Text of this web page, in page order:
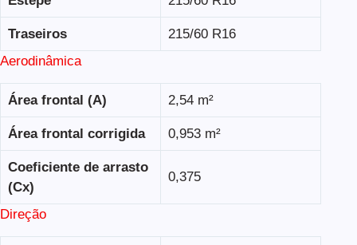
Traseiros
215/60 R16
Aerodinâmica
Área frontal (A) 2,54 m²
Área frontal corrigida 0,953 m²
Coeficiente de arrasto
(Cx)
0,375
Direção